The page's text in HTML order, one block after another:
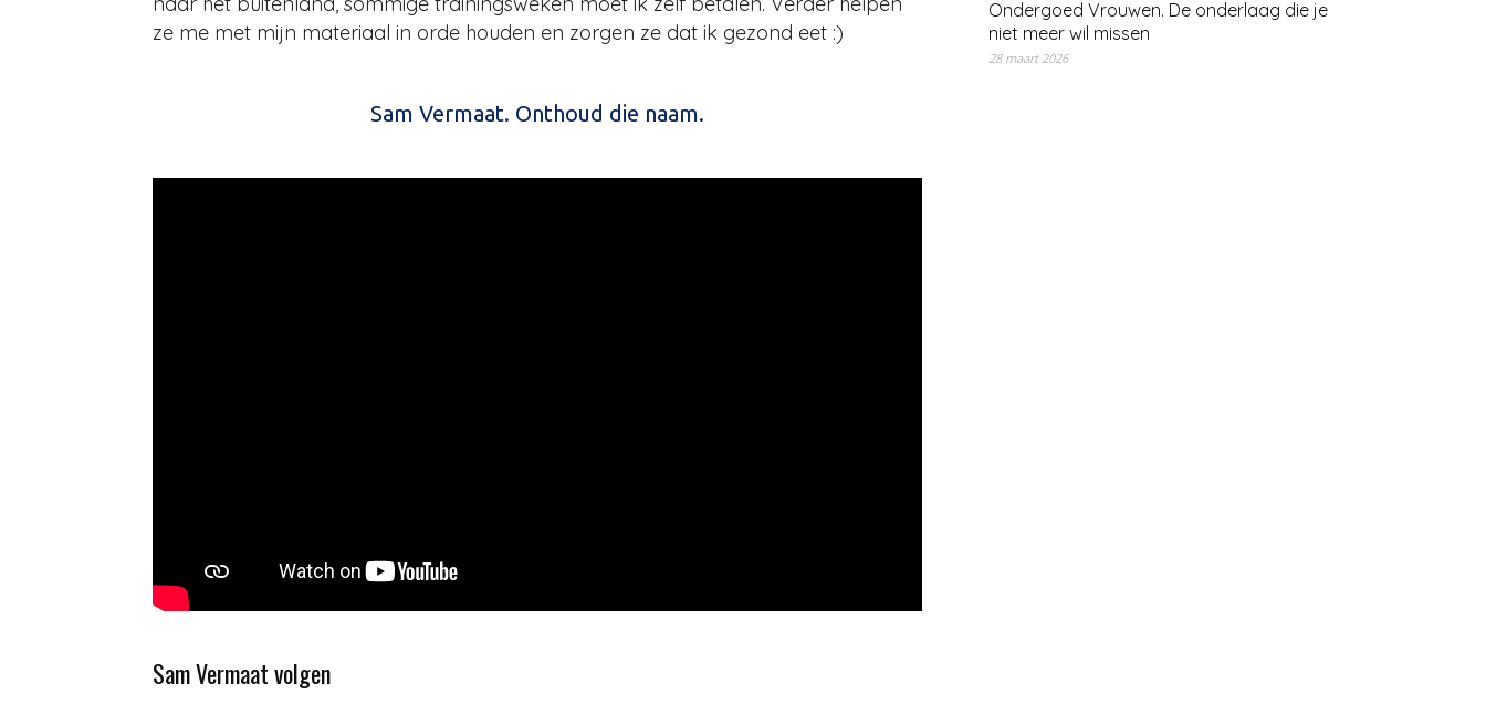
ze me met mijn materiaal in orde houden en zorgen ze dat ik gezond eet :)
Sam Vermaat. Onthoud die naam.
Sam Vermaat volgen
Ondergoed Vrouwen. De onderlaag die je
niet meer wil missen
28 maart 2026